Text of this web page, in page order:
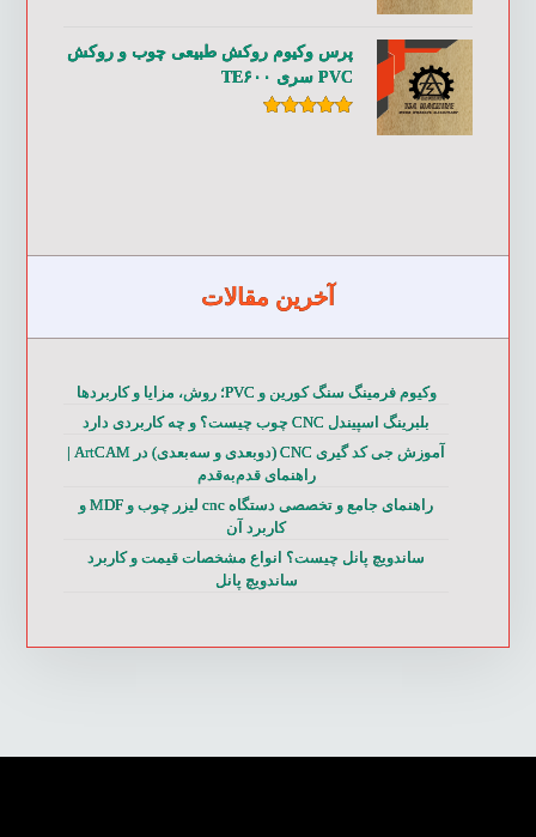
پرس وکیوم روکش طبیعی چوب و روکش
PVC سری TE۶۰۰
آخرین مقالات
وکیوم فرمینگ سنگ کورین و PVC؛ روش، مزایا و کاربردها
بلبرینگ اسپیندل CNC چوب چیست؟ و چه کاربردی دارد
آموزش جی کد گیری CNC (دوبعدی و سه‌بعدی) در ArtCAM |
راهنمای قدم‌به‌قدم
راهنمای جامع و تخصصی دستگاه cnc لیزر چوب و MDF و
کاربرد آن
ساندویچ پانل چیست؟ انواع مشخصات قیمت و کاربرد
ساندویچ پانل